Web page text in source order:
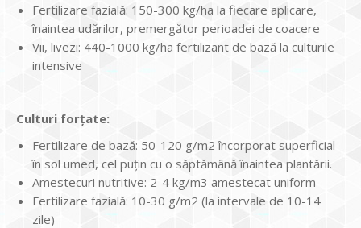
Fertilizare fazială: 150-300 kg/ha la fiecare aplicare,
înaintea udărilor, premergător perioadei de coacere
Vii, livezi: 440-1000 kg/ha fertilizant de bază la culturile
intensive
Culturi forţate:
Fertilizare de bază: 50-120 g/m2 încorporat superficial
în sol umed, cel puţin cu o săptămână înaintea plantării.
Amestecuri nutritive: 2-4 kg/m3 amestecat uniform
Fertilizare fazială: 10-30 g/m2 (la intervale de 10-14
zile)